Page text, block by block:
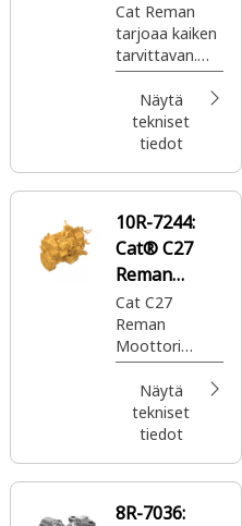
Cat Reman
tarjoaa kaiken
tarvittavan.
Ensiluokkaiset
Cat®-osat
täydellä
takuulla missä
tarvitsetkin –
edulliseen
hintaan.
Näytä
tekniset
tiedot
10R-7244:
Cat® C27
Reman
Moottori
Cat C27
Reman
Moottori
(ACERT™)
(taso 3)
Näytä
tekniset
tiedot
8R-7036: